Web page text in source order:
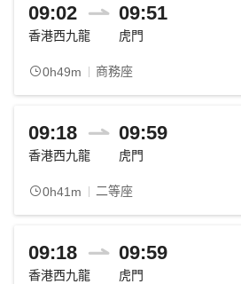
09:02 09:51
香港西九龍 虎門
0h49m 商務座
09:18 09:59
香港西九龍 虎門
0h41m 二等座
09:18 09:59
香港西九龍 虎門